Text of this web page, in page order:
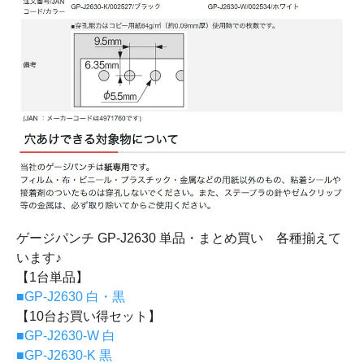
ゲージパンチ GP-J2630 単品・まとめ買い 各種揃えて
います♪
【1台単品】
■GP-J2630 白・黒
【10台お買い得セット】
■GP-J2630-W 白
■GP-J2630-K 黒